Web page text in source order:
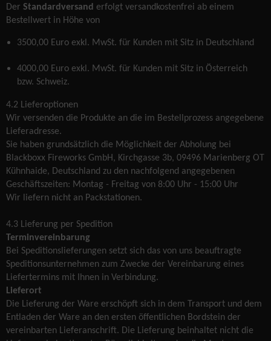
Der Standardversand erfolgt versandkostenfrei ab einem
Bestellwert in Höhe von
3500,00 Euro exkl. MwSt. für Kunden mit Sitz in Deutschland
4000,00 Euro exkl. MwSt. für Kunden mit Sitz in Österreich
bzw. Schweiz.
4.2 Lieferoptionen
Wir versenden die Produkte an die im Bestellprozess angegebene
Lieferadresse.
Sie haben grundsätzlich die Möglichkeit der Abholung bei
Blackboxx Fireworks GmbH, Kirchgasse 3b, 09496 Marienberg OT
Kühnhaide, Deutschland zu den nachfolgend angegebenen
Geschäftszeiten: Montag - Freitag von 8:00 Uhr - 15:00 Uhr
Wir liefern nicht an Packstationen.
4.3 Lieferung per Spedition
Terminvereinbarung
Bei Speditionslieferungen setzt sich das von uns beauftragte
Speditionsunternehmen zum Zwecke der Vereinbarung eines
Liefertermins mit Ihnen in Verbindung.
Lieferort
Die Lieferung der Ware erschöpft sich in dem Transport und dem
Entladen der Ware an den ersten öffentlichen Bordstein der
vereinbarten Lieferanschrift. Die Lieferung beinhaltet nicht die